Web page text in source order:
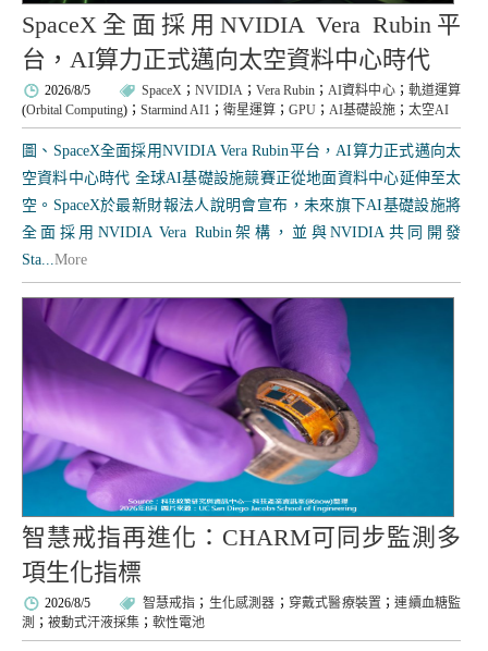
SpaceX全面採用NVIDIA Vera Rubin平
台，AI算力正式邁向太空資料中心時代
2026/8/5 SpaceX； NVIDIA； Vera Rubin ；AI資料中心； 軌道運算
(Orbital Computing)； Starmind AI1 ； 衛星運算 ； GPU ； AI基礎設施 ； 太空AI
圖、SpaceX全面採用NVIDIA Vera Rubin平台，AI算力正式邁向太
空資料中心時代 全球AI基礎設施競賽正從地面資料中心延伸至太
空。SpaceX於最新財報法人說明會宣布，未來旗下AI基礎設施將
全面採用NVIDIA Vera Rubin架構，並與NVIDIA共同開發
Sta...More
智慧戒指再進化：CHARM可同步監測多
項生化指標
2026/8/5 智慧戒指 ； 生化感測器 ； 穿戴式醫療裝置 ；連續血糖監
測 ； 被動式汗液採集 ； 軟性電池